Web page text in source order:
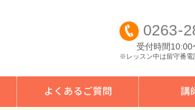
0263-
受付時間10:00
※レッスン中は留守番電
よくあるご質問 講